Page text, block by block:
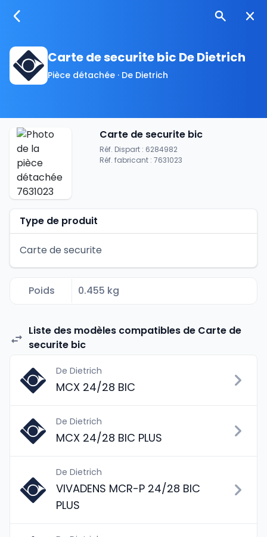
Carte de securite bic De Dietrich
Pièce détachée · De Dietrich
Carte de securite bic
Réf. Dispart : 6284982
Réf. fabricant : 7631023
Type de produit
Carte de securite
Poids 0.455 kg
Liste des modèles compatibles de Carte de
securite bic
De Dietrich
MCX 24/28 BIC
De Dietrich
MCX 24/28 BIC PLUS
De Dietrich
VIVADENS MCR-P 24/28 BIC
PLUS